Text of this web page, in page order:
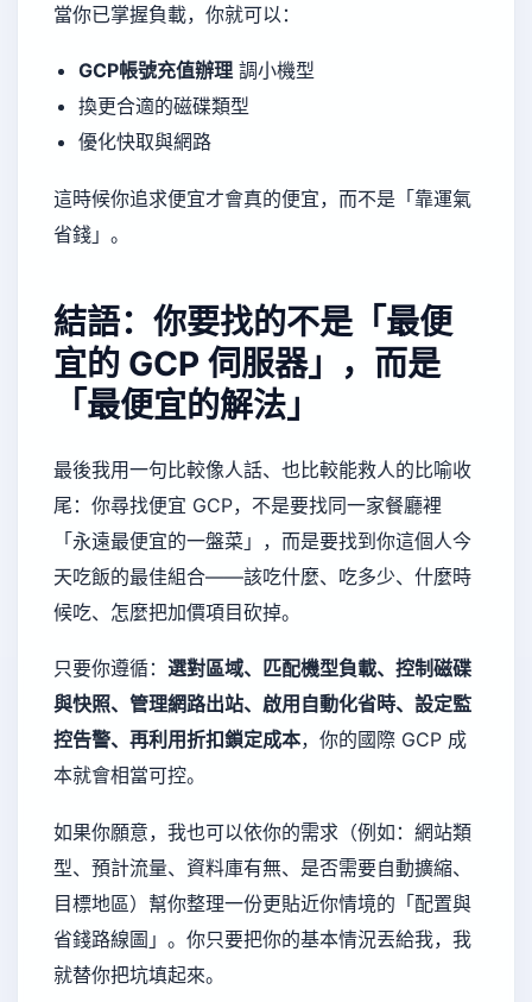
當你已掌握負載，你就可以：
GCP帳號充值辦理調小機型
換更合適的磁碟類型
優化快取與網路
這時候你追求便宜才會真的便宜，而不是「靠運氣
省錢」。
結語：你要找的不是「最便
宜的 GCP 伺服器」，而是
「最便宜的解法」
最後我用一句比較像人話、也比較能救人的比喻收
尾：你尋找便宜 GCP，不是要找同一家餐廳裡
「永遠最便宜的一盤菜」，而是要找到你這個人今
天吃飯的最佳組合——該吃什麼、吃多少、什麼時
候吃、怎麼把加價項目砍掉。
只要你遵循： 選對區域、匹配機型負載、控制磁碟
與快照、管理網路出站、啟用自動化省時、設定監
控告警、再利用折扣鎖定成本，你的國際 GCP 成
本就會相當可控。
如果你願意，我也可以依你的需求（例如：網站類
型、預計流量、資料庫有無、是否需要自動擴縮、
目標地區）幫你整理一份更貼近你情境的「配置與
省錢路線圖」。你只要把你的基本情況丟給我，我
就替你把坑填起來。